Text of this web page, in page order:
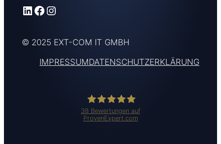
LinkedIn Facebook Instagram
© 2025 EXT-COM IT GMBH
IMPRESSUMDATENSCHUTZERKLÄRUNG
38 Bewertungen auf
ProvenExpert.com